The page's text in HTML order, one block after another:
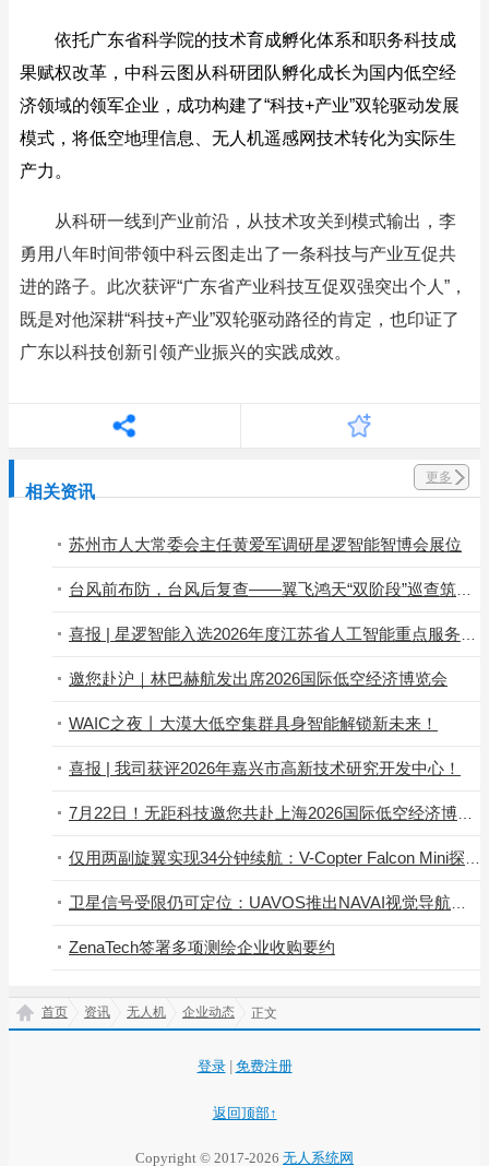
依托广东省科学院的技术育成孵化体系和职务科技成
果赋权改革，中科云图从科研团队孵化成长为国内低空经
济领域的领军企业，成功构建了“科技+产业”双轮驱动发展
模式，将低空地理信息、无人机遥感网技术转化为实际生
产力。
从科研一线到产业前沿，从技术攻关到模式输出，李
勇用八年时间带领中科云图走出了一条科技与产业互促共
进的路子。此次获评“广东省产业科技互促双强突出个人”，
既是对他深耕“科技+产业”双轮驱动路径的肯定，也印证了
广东以科技创新引领产业振兴的实践成效。
相关资讯
更多
苏州市人大常委会主任黄爱军调研星逻智能智博会展位
台风前布防，台风后复查——翼飞鸿天“双阶段”巡查筑牢地灾防线
喜报 | 星逻智能入选2026年度江苏省人工智能重点服务商推荐目录名单
邀您赴沪｜林巴赫航发出席2026国际低空经济博览会
WAIC之夜丨大漠大低空集群具身智能解锁新未来！
喜报 | 我司获评2026年嘉兴市高新技术研究开发中心！
7月22日！无距科技邀您共赴上海2026国际低空经济博览会
仅用两副旋翼实现34分钟续航：V-Copter Falcon Mini探索双旋翼无人机路线
卫星信号受限仍可定位：UAVOS推出NAVAI视觉导航模块
ZenaTech签署多项测绘企业收购要约
首页 资讯 无人机 企业动态 正文
登录 免费注册
返回顶部↑
Copyright © 2017-2026 无人系统网